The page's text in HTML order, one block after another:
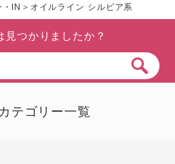
・IN＞オイルライン シルビア系
見つかりましたか？
テゴリー一覧